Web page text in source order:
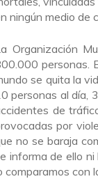
ningún medio de
Organización
personas.
se quita la
personas al día,
de
por
no se baraja
informa de ello
comparamos con